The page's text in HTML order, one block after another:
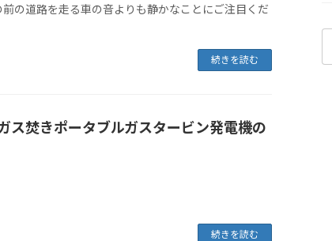
前の道路を走る車の音よりも静かなことにご注目くだ
続きを読む
ス焚きポータブルガスタービン発電機の
続きを読む